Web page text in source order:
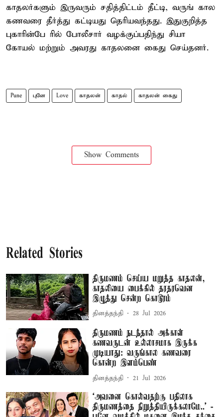
காதலர்களும் இருவரும் சதித்திட்டம் தீட்டி, வருங் கால
கணவரை தீர்த்து கட்டியது தெரியவந்தது. இதுகுறித்த
புகாரின்பே ரில் போலீசார் வழக்குப்பதிந்து சியா
கோயல் மற்றும் அவரது காதலனை கைது செய்தனர்.
Pune புனே Love காதலன் காதல் காதலன் கைது
Show Comments
Related Stories
திருமணம் செய்ய மறுத்த காதலன்,
காதலியை பைக்கில் தரதரவென
இழுத்து சென்ற கொடூரம்
தினத்தந்தி 28 Jul 2026
திருமணம் நடந்தால் அக்காள்
கணவருடன் உல்லாசமாக இருக்க
முடியாது: வருங்கால கணவரை
கொன்ற இளம்பெண்
தினத்தந்தி 21 Jul 2026
‘அவனை கொல்வதற்கு பதிலாக
திருமணத்தை நிறுத்தியிருக்கலாமே..’ -